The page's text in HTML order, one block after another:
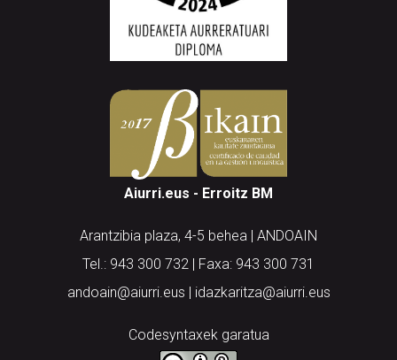
Aiurri.eus - Erroitz BM
Arantzibia plaza, 4-5 behea | ANDOAIN
Tel.: 943 300 732 | Faxa: 943 300 731
andoain@aiurri.eus | idazkaritza@aiurri.eus
Codesyntaxek garatua